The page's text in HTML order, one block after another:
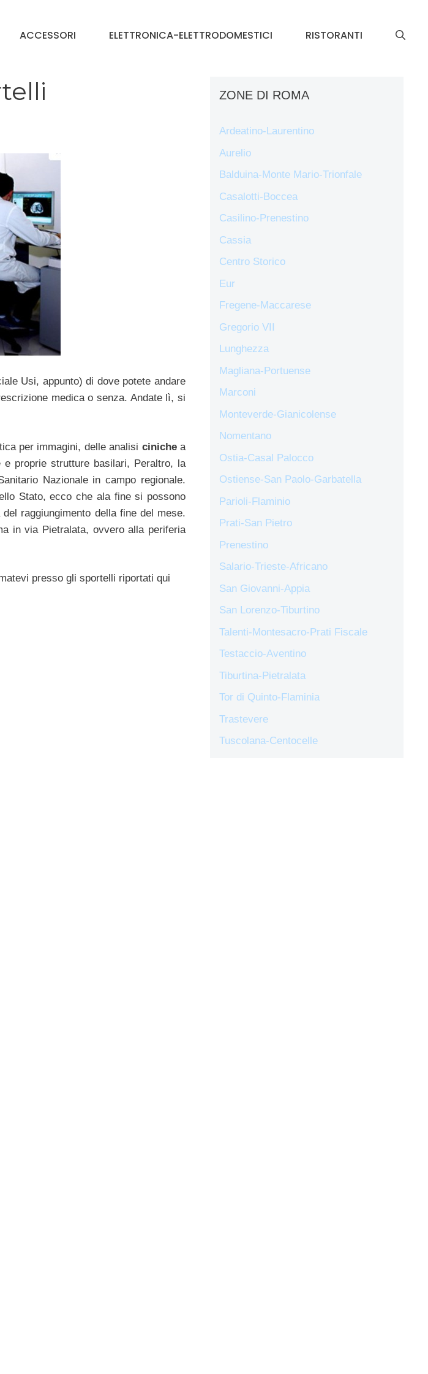
ACCESSORI ELETTRONICA-ELETTRODOMESTICI RISTORANTI
Usi, appunto) di dove potete andare
medica o senza. Andate lì, si
per immagini, delle analisi cinichea
proprie strutture basilari, Peraltro, la
Nazionale in campo regionale.
Stato, ecco che ala fine si possono
raggiungimento della fine del mese.
in via Pietralata, ovvero alla periferia
presso gli sportelli riportati qui
ZONE DI ROMA
Ardeatino-Laurentino
Aurelio
Balduina-Monte Mario-Trionfale
Casalotti-Boccea
Casilino-Prenestino
Cassia
Centro Storico
Eur
Fregene-Maccarese
Gregorio VII
Lunghezza
Magliana-Portuense
Marconi
Monteverde-Gianicolense
Nomentano
Ostia-Casal Palocco
Ostiense-San Paolo-Garbatella
Parioli-Flaminio
Prati-San Pietro
Prenestino
Salario-Trieste-Africano
San Giovanni-Appia
San Lorenzo-Tiburtino
Talenti-Montesacro-Prati Fiscale
Testaccio-Aventino
Tiburtina-Pietralata
Tor di Quinto-Flaminia
Trastevere
Tuscolana-Centocelle